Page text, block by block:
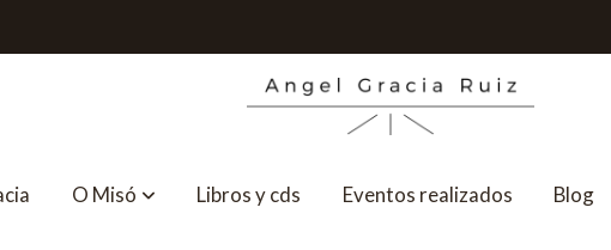
O Misó Libros y cds Eventos realizados Blog